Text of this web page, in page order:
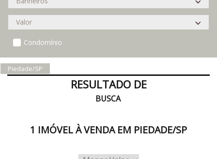
Condomínio
Piedade/SP
RESULTADO DE
BUSCA
1 IMÓVEL À VENDA EM PIEDADE/SP